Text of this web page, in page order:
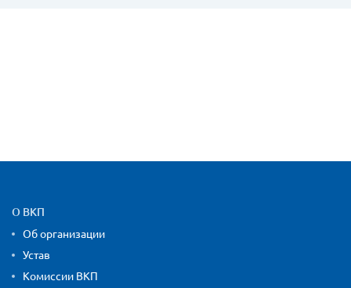
Карта сайта и контактная
О ВКП
Об организации
Устав
Комиссии ВКП